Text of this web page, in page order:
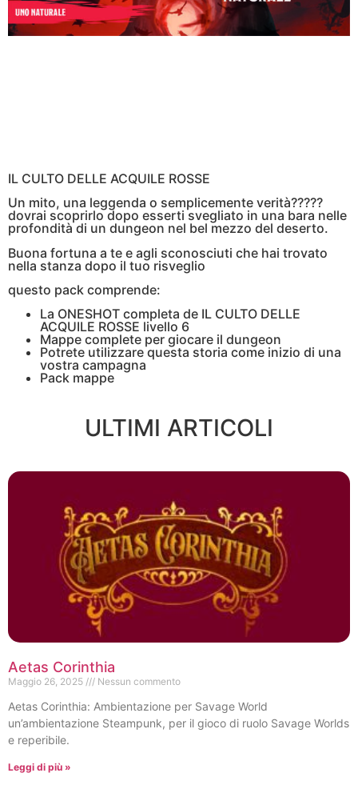
IL CULTO DELLE ACQUILE ROSSE
Un mito, una leggenda o semplicemente verità?????
dovrai scoprirlo dopo esserti svegliato in una bara nelle
profondità di un dungeon nel bel mezzo del deserto.
Buona fortuna a te e agli sconosciuti che hai trovato
nella stanza dopo il tuo risveglio
questo pack comprende:
La ONESHOT completa de IL CULTO DELLE
ACQUILE ROSSE livello 6
Mappe complete per giocare il dungeon
Potrete utilizzare questa storia come inizio di una
vostra campagna
Pack mappe
ULTIMI ARTICOLI
Aetas Corinthia
Maggio 26, 2025 Nessun commento
Aetas Corinthia: Ambientazione per Savage World
un’ambientazione Steampunk, per il gioco di ruolo Savage Worlds
e reperibile.
Leggi di più »